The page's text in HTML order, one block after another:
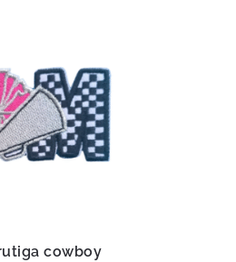
cowboy